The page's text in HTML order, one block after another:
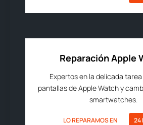
Reparación Apple
Expertos en la delicada
pantallas de Apple Watch y
smartwatches.
LO REPARAMOS EN 24